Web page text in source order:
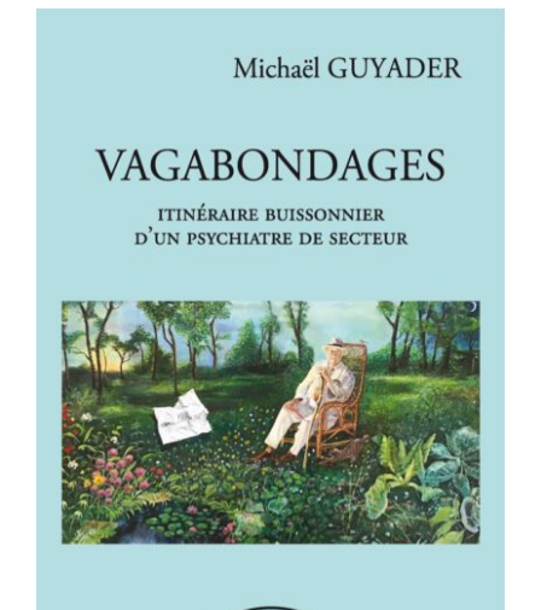
VAGABONDAGES – Itinéraire
buissonnier d’un psychiatre de
secteur